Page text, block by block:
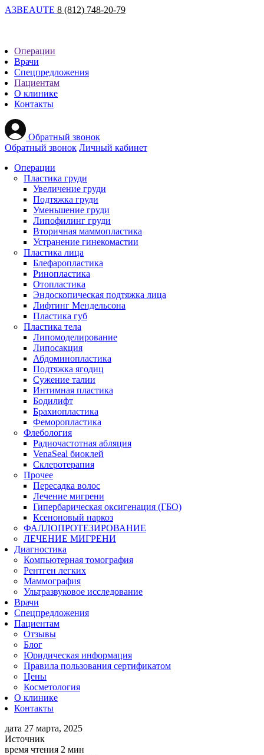
A3BEAUTE 8 (812) 748-20-79
Операции
Врачи
Спецпредложения
Пациентам
О клинике
Контакты
Обратный звонок
Обратный звонок Личный кабинет
Операции
Пластика груди
Увеличение груди
Подтяжка груди
Уменьшение груди
Липофилинг груди
Вторичная маммопластика
Устранение гинекомастии
Пластика лица
Блефаропластика
Ринопластика
Отопластика
Эндоскопическая подтяжка лица
Лифтинг Мендельсона
Пластика губ
Пластика тела
Липомоделирование
Липосакция
Абдоминопластика
Подтяжка ягодиц
Сужение талии
Интимная пластика
Бодилифт
Брахиопластика
Феморопластика
Флебология
Радиочастотная абляция
VenaSeal биоклей
Склеротерапия
Прочее
Пересадка волос
Лечение мигрени
Гипербарическая оксигенация (ГБО)
Ксеноновый наркоз
ФАЛЛОПРОТЕЗИРОВАНИЕ
ЛЕЧЕНИЕ МИГРЕНИ
Диагностика
Компьютерная томография
Рентген легких
Маммография
Ультразвуковое исследование
Врачи
Спецпредложения
Пациентам
Отзывы
Блог
Юридическая информация
Правила пользования сертификатом
Цены
Косметология
О клинике
Контакты
дата 27 марта, 2025
Источник
время чтения 2 мин